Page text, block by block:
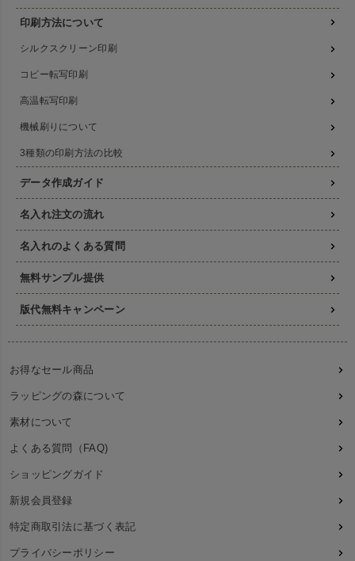
印刷方法について
シルクスクリーン印刷
コピー転写印刷
高温転写印刷
機械刷りについて
3種類の印刷方法の比較
データ作成ガイド
名入れ注文の流れ
名入れのよくある質問
無料サンプル提供
版代無料キャンペーン
お得なセール商品
ラッピングの森について
素材について
よくある質問（FAQ)
ショッピングガイド
新規会員登録
特定商取引法に基づく表記
プライバシーポリシー